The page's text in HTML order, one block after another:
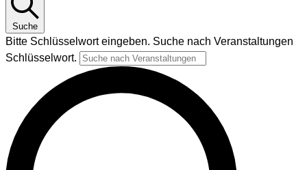
Suche
Bitte Schlüsselwort eingeben. Suche nach Veranstaltungen
Schlüsselwort.